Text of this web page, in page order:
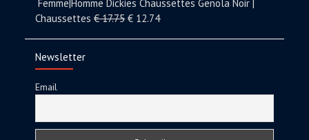
Femme|Homme Dickies Chaussettes Genola Noir |
Chaussettes €17.75 € 12.74
Newsletter
Email